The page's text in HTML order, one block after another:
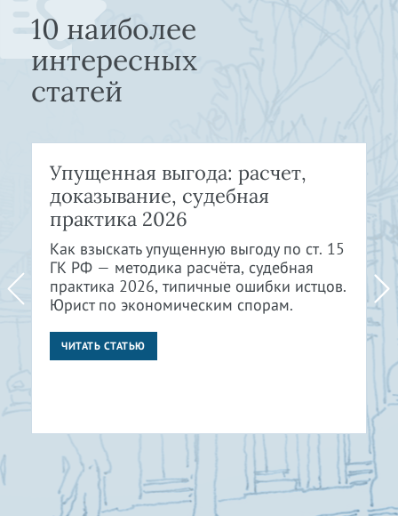
10 наиболее
интересных
статей
Упущенная выгода: расчет,
доказывание, судебная
практика 2026
Как взыскать упущенную выгоду по ст. 15
ГК РФ — методика расчёта, судебная
практика 2026, типичные ошибки истцов.
Юрист по экономическим спорам.
ЧИТАТЬ СТАТЬЮ